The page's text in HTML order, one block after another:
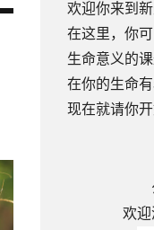
欢迎你来到
在这里，你
生命意义的
在你的生命
现在就请你
欢